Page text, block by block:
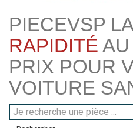
PIECEVSP
RAPIDITÉ
PRIX POUR
VOITURE